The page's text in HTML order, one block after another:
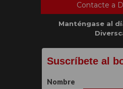
Contacte a
Manténgase al
Suscríbete al
Nombre